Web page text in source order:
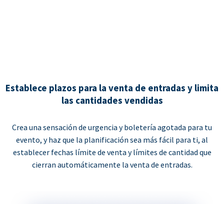
Establece plazos para la venta de entradas y limita
las cantidades vendidas
Crea una sensación de urgencia y boletería agotada para tu
evento, y haz que la planificación sea más fácil para ti, al
establecer fechas límite de venta y límites de cantidad que
cierran automáticamente la venta de entradas.